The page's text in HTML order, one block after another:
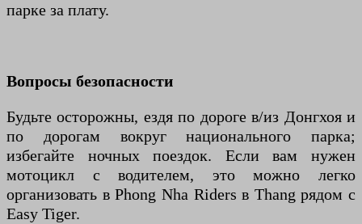
парке за плату.
Вопросы безопасности
Будьте осторожны, ездя по дороге в/из Донгхоя и
по дорогам вокруг национального парка;
избегайте ночных поездок. Если вам нужен
мотоцикл с водителем, это можно легко
организовать в Phong Nha Riders в Thang рядом с
Easy Tiger.